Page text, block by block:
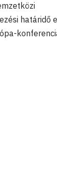
határidő